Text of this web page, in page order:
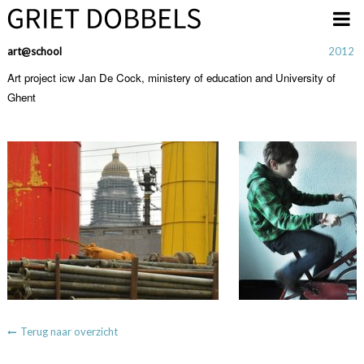
Overslaan en naar de inhoud gaan
art@school 2012
Art project icw Jan De Cock, ministery of education and University of
Ghent
Terug naar overzicht